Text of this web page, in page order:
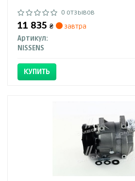
0 отзывов
11 835 ₴
завтра
Артикул:
NISSENS
КУПИТЬ